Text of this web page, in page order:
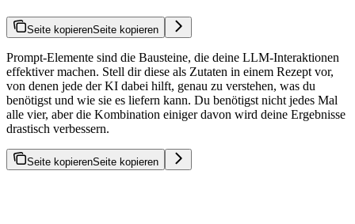
Seite kopierenSeite kopieren
Prompt-Elemente sind die Bausteine, die deine LLM-Interaktionen
effektiver machen. Stell dir diese als Zutaten in einem Rezept vor,
von denen jede der KI dabei hilft, genau zu verstehen, was du
benötigst und wie sie es liefern kann. Du benötigst nicht jedes Mal
alle vier, aber die Kombination einiger davon wird deine Ergebnisse
drastisch verbessern.
Seite kopierenSeite kopieren